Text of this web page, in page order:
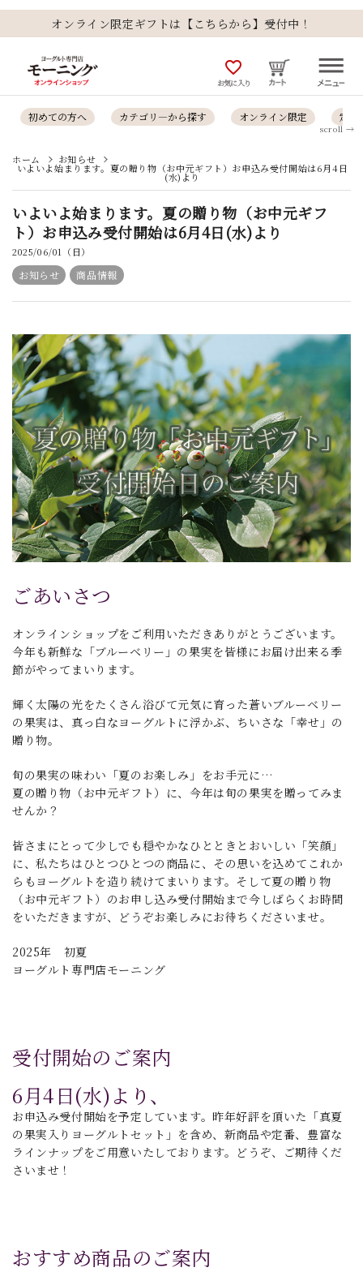
オンライン限定ギフトは【こちらから】受付中！
favorite_outline
お気に入り
初めての方へ カテゴリ―から探す オンライン限定 定番
scroll →
ホーム お知らせ
いよいよ始まります。夏の贈り物（お中元ギフト）お申込み受付開始は6月4日
(水)より
いよいよ始まります。夏の贈り物（お中元ギフ
ト）お申込み受付開始は6月4日(水)より
2025/06/01（日）
お知らせ 商品情報
ごあいさつ
オンラインショップをご利用いただきありがとうございます。
今年も新鮮な「ブルーベリー」の果実を皆様にお届け出来る季
節がやってまいります。
輝く太陽の光をたくさん浴びて元気に育った蒼いブルーベリー
の果実は、真っ白なヨーグルトに浮かぶ、ちいさな「幸せ」の
贈り物。
旬の果実の味わい「夏のお楽しみ」をお手元に…
夏の贈り物（お中元ギフト）に、今年は旬の果実を贈ってみま
せんか？
皆さまにとって少しでも穏やかなひとときとおいしい「笑顔」
に、私たちはひとつひとつの商品に、その思いを込めてこれか
らもヨーグルトを造り続けてまいります。そして夏の贈り物
（お中元ギフト）のお申し込み受付開始まで今しばらくお時間
をいただきますが、どうぞお楽しみにお待ちくださいませ。
2025年 初夏
ヨーグルト専門店モーニング
受付開始のご案内
6月4日(水)より、
お申込み受付開始を予定しています。 昨年好評を頂いた「真夏
の果実入りヨーグルトセット」を含め、新商品や定番、 豊富な
ラインナップをご用意いたしております。どうぞ、ご期待くだ
さいませ！
おすすめ商品のご案内